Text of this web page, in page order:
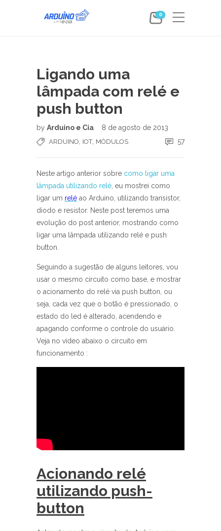
0
Ligando uma
lâmpada com relé e
push button
by Arduino e Cia 8 de agosto de 2013
ARDUINO IOT, MÓDULOS 57
Neste artigo anterior sobre como ligar uma
lâmpada utilizando relé , eu mostrei como
ligar um relé ao Arduino, utilizando transistor,
diodo e resistor. Neste post teremos uma
evolução do post anterior, mostrando como
ligar uma lâmpada utilizando relé e push
button.
Seguindo a sugestão de alguns leitores, vou
usar o mesmo circuito como base, e mostrar
o acionamento do relé via push button, ou
seja, cada vez que o botão é pressionado, o
estado do led é alterado, acendendo e
apagando conforme o controle do usuário.
Veja no vídeo abaixo o circuito em
funcionamento :
Acionando relé
utilizando push-
button